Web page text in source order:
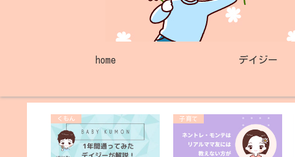
home デイジー
くもん 子育て